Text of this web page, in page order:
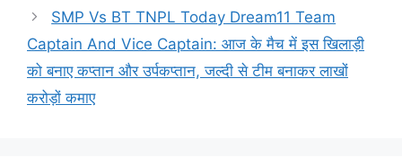
SMP Vs BT TNPL Today Dream11 Team
Captain And Vice Captain: आज के मैच में इस खिलाड़ी
को बनाए कप्तान और उर्पकप्तान, जल्दी से टीम बनाकर लाखों
करोड़ों कमाए